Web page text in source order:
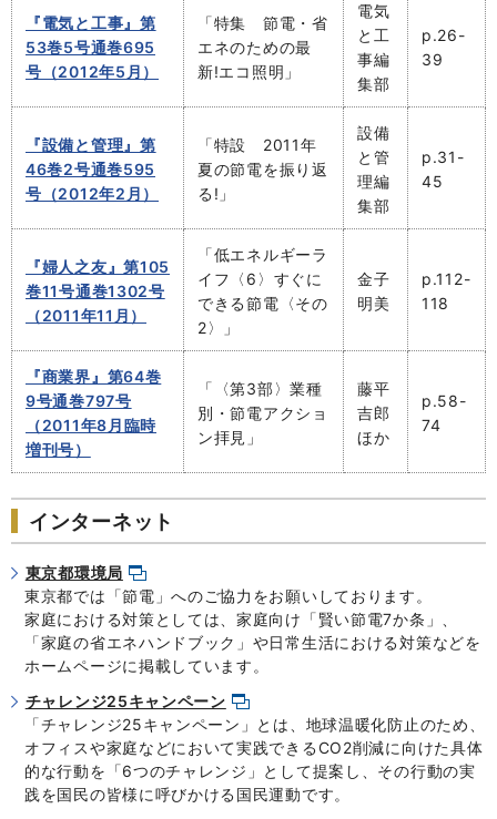
『電気と工事』第
53巻5号通巻695
号（2012年5月）
「特集 節電・省
エネのための最
新!エコ照明」
電気
と工
事編
集部
p.26-
39
『設備と管理』第
46巻2号通巻595
号（2012年2月）
「特設 2011年
夏の節電を振り返
る!」
設備
と管
理編
集部
p.31-
45
『婦人之友』第105
巻11号通巻1302号
（2011年11月）
「低エネルギーラ
イフ〈6〉すぐに
できる節電〈その
2〉」
金子
明美
p.112-
118
『商業界』第64巻
9号通巻797号
（2011年8月臨時
増刊号）
「〈第3部〉業種
別・節電アクショ
ン拝見」
藤平
吉郎
ほか
p.58-
74
インターネット
東京都環境局
東京都では「節電」へのご協力をお願いしております。
家庭における対策としては、家庭向け「賢い節電7か条」、
「家庭の省エネハンドブック」や日常生活における対策などを
ホームページに掲載しています。
チャレンジ25キャンペーン
「チャレンジ25キャンペーン」とは、地球温暖化防止のため、
オフィスや家庭などにおいて実践できるCO2削減に向けた具体
的な行動を「6つのチャレンジ」として提案し、その行動の実
践を国民の皆様に呼びかける国民運動です。